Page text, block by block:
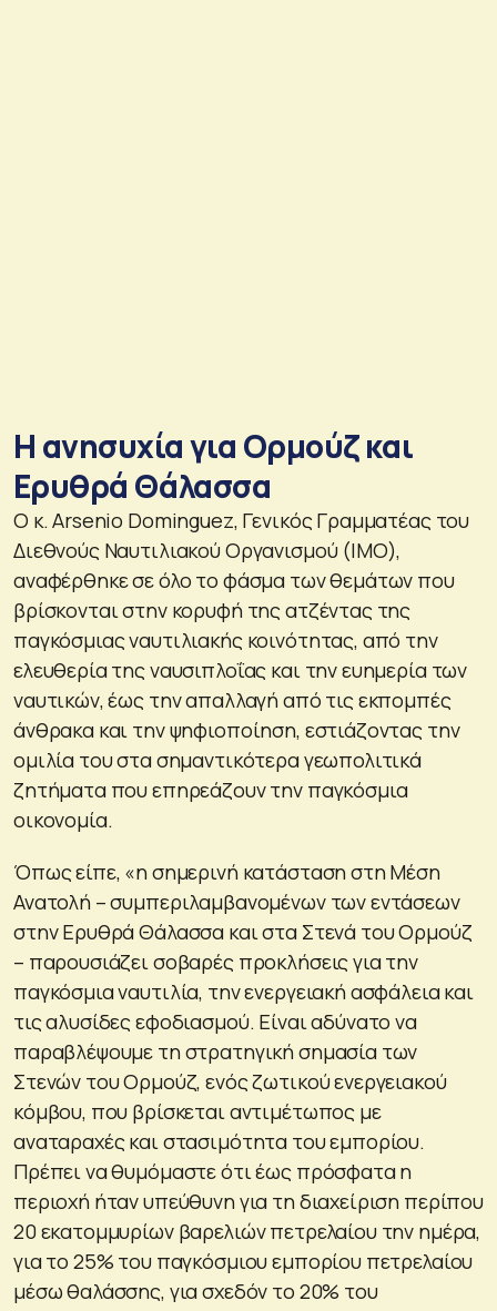
Η ανησυχία για Ορμούζ και
Ερυθρά Θάλασσα
Ο κ. Arsenio Dominguez, Γενικός Γραμματέας του
Διεθνούς Ναυτιλιακού Οργανισμού (ΙΜΟ),
αναφέρθηκε σε όλο το φάσμα των θεμάτων που
βρίσκονται στην κορυφή της ατζέντας της
παγκόσμιας ναυτιλιακής κοινότητας, από την
ελευθερία της ναυσιπλοΐας και την ευημερία των
ναυτικών, έως την απαλλαγή από τις εκπομπές
άνθρακα και την ψηφιοποίηση, εστιάζοντας την
ομιλία του στα σημαντικότερα γεωπολιτικά
ζητήματα που επηρεάζουν την παγκόσμια
οικονομία.
Όπως είπε, «η σημερινή κατάσταση στη Μέση
Ανατολή – συμπεριλαμβανομένων των εντάσεων
στην Ερυθρά Θάλασσα και στα Στενά του Ορμούζ
– παρουσιάζει σοβαρές προκλήσεις για την
παγκόσμια ναυτιλία, την ενεργειακή ασφάλεια και
τις αλυσίδες εφοδιασμού. Είναι αδύνατο να
παραβλέψουμε τη στρατηγική σημασία των
Στενών του Ορμούζ, ενός ζωτικού ενεργειακού
κόμβου, που βρίσκεται αντιμέτωπος με
αναταραχές και στασιμότητα του εμπορίου.
Πρέπει να θυμόμαστε ότι έως πρόσφατα η
περιοχή ήταν υπεύθυνη για τη διαχείριση περίπου
20 εκατομμυρίων βαρελιών πετρελαίου την ημέρα,
για το 25% του παγκόσμιου εμπορίου πετρελαίου
μέσω θαλάσσης, για σχεδόν το 20% του